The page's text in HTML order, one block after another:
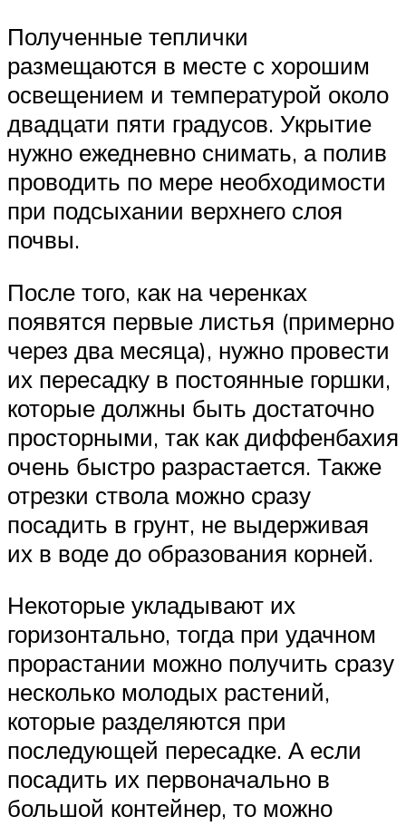
Полученные теплички
размещаются в месте с хорошим
освещением и температурой около
двадцати пяти градусов. Укрытие
нужно ежедневно снимать, а полив
проводить по мере необходимости
при подсыхании верхнего слоя
почвы.
После того, как на черенках
появятся первые листья (примерно
через два месяца), нужно провести
их пересадку в постоянные горшки,
которые должны быть достаточно
просторными, так как диффенбахия
очень быстро разрастается. Также
отрезки ствола можно сразу
посадить в грунт, не выдерживая
их в воде до образования корней.
Некоторые укладывают их
горизонтально, тогда при удачном
прорастании можно получить сразу
несколько молодых растений,
которые разделяются при
последующей пересадке. А если
посадить их первоначально в
большой контейнер, то можно